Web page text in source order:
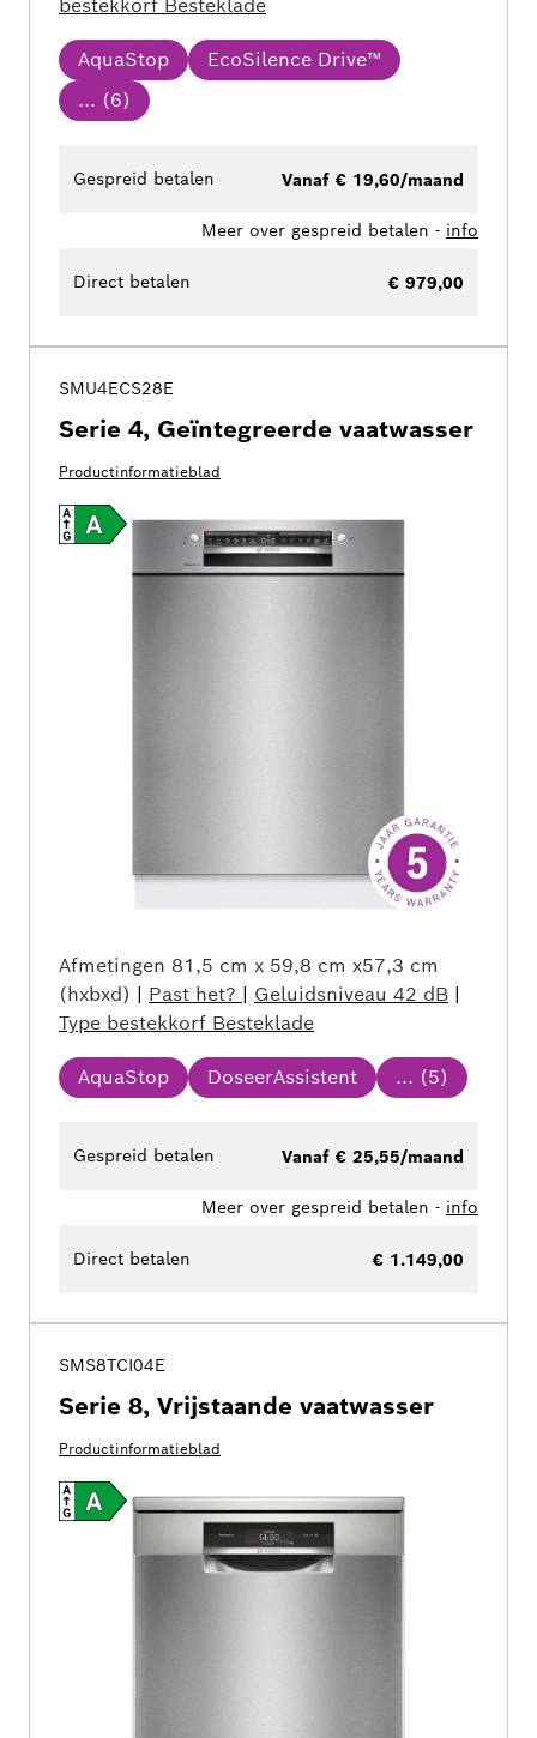
bestekkorf Besteklade
AquaStop
EcoSilence Drive™
... (6)
Gespreid betalen Vanaf € 19,60/maand
Meer over gespreid betalen - info
Direct betalen € 979,00
SMU4ECS28E
Serie 4, Geïntegreerde vaatwasser
Productinformatieblad
Afmetingen 81,5 cm x 59,8 cm x57,3 cm
(hxbxd) | Past het? | Geluidsniveau 42 dB |
Type bestekkorf Besteklade
AquaStop DoseerAssistent ... (5)
Gespreid betalen Vanaf € 25,55/maand
Meer over gespreid betalen - info
Direct betalen € 1.149,00
SMS8TCI04E
Serie 8, Vrijstaande vaatwasser
Productinformatieblad